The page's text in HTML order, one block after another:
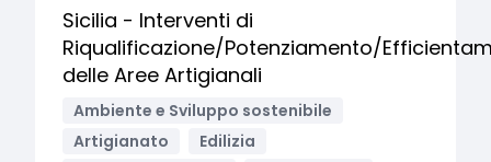
Sicilia - Interventi di
Riqualificazione/Potenziamento/
delle Aree Artigianali
Ambiente e Sviluppo sostenibile
Artigianato
Edilizia